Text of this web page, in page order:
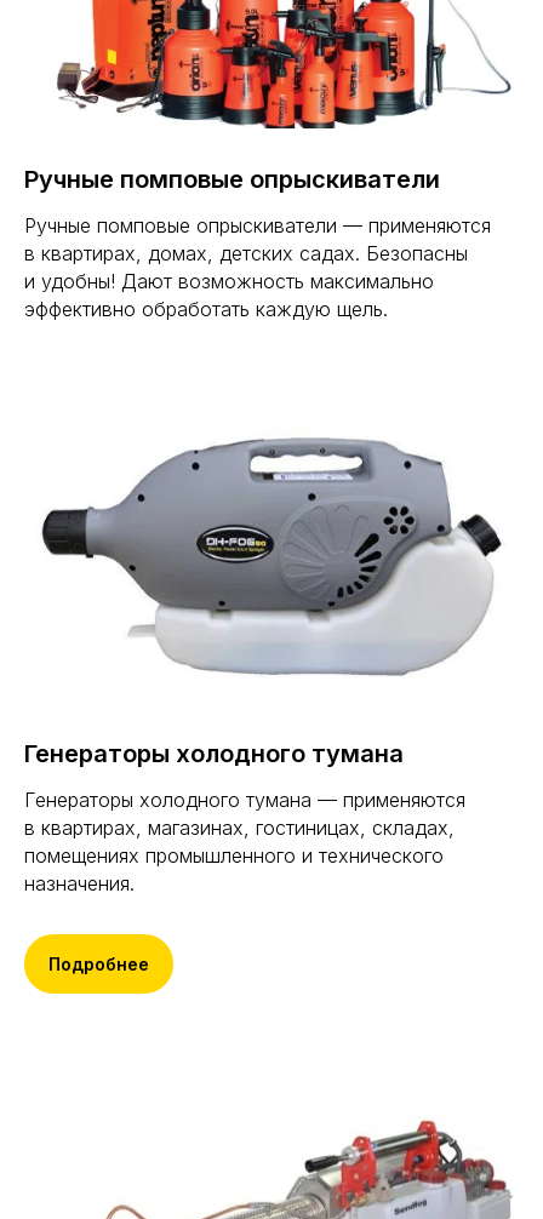
Ручные помповые опрыскиватели
Ручные помповые опрыскиватели — применяются
в квартирах, домах, детских садах. Безопасны
и удобны! Дают возможность максимально
эффективно обработать каждую щель.
Генераторы холодного тумана
Генераторы холодного тумана — применяются
в квартирах, магазинах, гостиницах, складах,
помещениях промышленного и технического
назначения.
Подробнее